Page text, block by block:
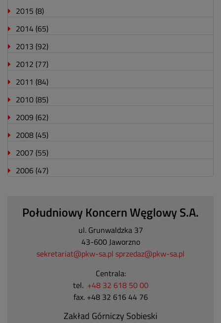
2015 (8)
2014 (65)
2013 (92)
2012 (77)
2011 (84)
2010 (85)
2009 (62)
2008 (45)
2007 (55)
2006 (47)
Południowy Koncern Węglowy S.A.
ul. Grunwaldzka 37
43-600 Jaworzno
sekretariat@pkw-sa.pl sprzedaz@pkw-sa.pl
Centrala:
tel. +48 32 618 50 00
fax. +48 32 616 44 76
Zakład Górniczy Sobieski